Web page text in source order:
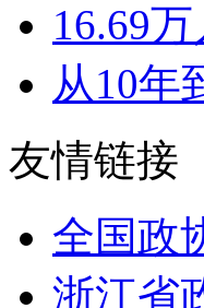
16.69
从10年
友情链接
全国政
浙江省